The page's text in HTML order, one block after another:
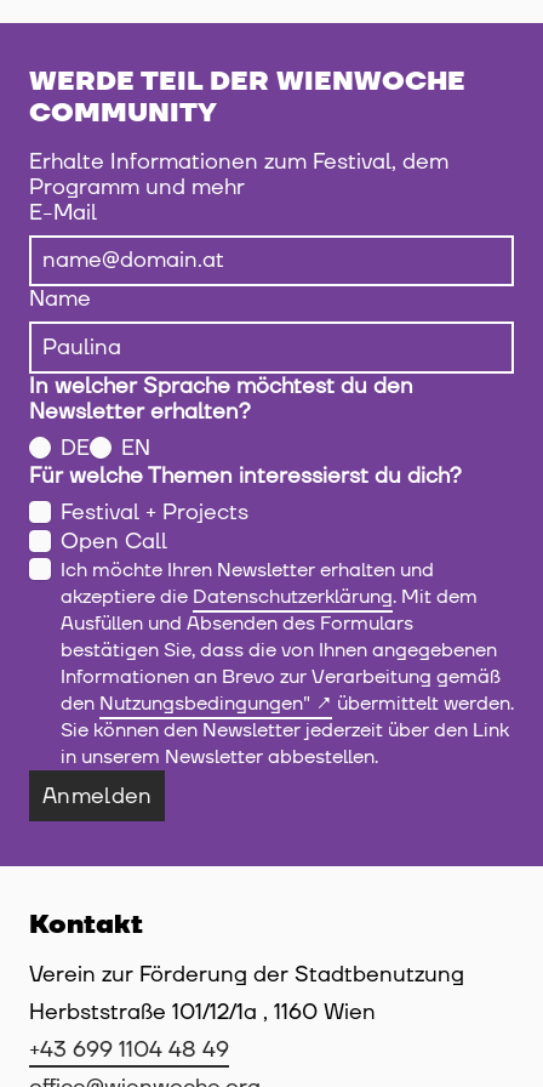
WERDE TEIL DER WIENWOCHE
COMMUNITY
Erhalte Informationen zum Festival, dem
Programm und mehr
E-Mail
Name
In welcher Sprache möchtest du den
Newsletter erhalten?
DE
EN
Für welche Themen interessierst du dich?
Festival + Projects
Open Call
Ich möchte Ihren Newsletter erhalten und
akzeptiere die Datenschutzerklärung. Mit dem
Ausfüllen und Absenden des Formulars
bestätigen Sie, dass die von Ihnen angegebenen
Informationen an Brevo zur Verarbeitung gemäß
den Nutzungsbedingungen"
übermittelt werden.
Sie können den Newsletter jederzeit über den Link
in unserem Newsletter abbestellen.
Anmelden
Kontakt
Verein zur Förderung der Stadtbenutzung
Herbststraße 101/12/1a , 1160 Wien
+43 699 1104 48 49